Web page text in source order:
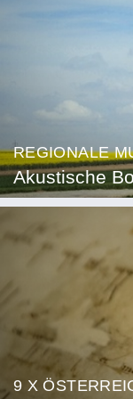
REGIONALE
Akustische
9 X